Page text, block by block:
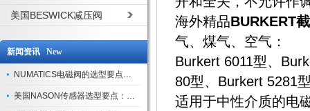
美国BESWICK减压阀
新闻资讯 New
NUMATICS电磁阀的选型要点与使用注意事项
美国NASON传感器选型要点：精度、量程与接口适配指南
海外精品BURKERT
气、煤气、空气：
Burkert 6011型、
80型、Burkert 5281
适用于中性介质的电